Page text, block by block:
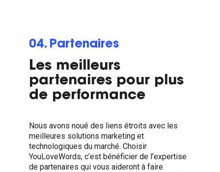
04. Partenaires
Les meilleurs
partenaires pour plus
de performance
Nous avons noué des liens étroits avec les
meilleures solutions marketing et
technologiques du marché. Choisir
YouLoveWords, c’est bénéficier de l’expertise
de partenaires qui vous aideront à faire